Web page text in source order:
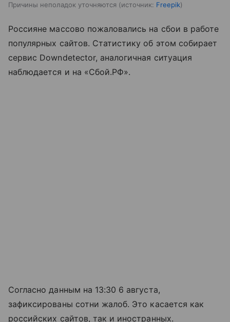
Причины неполадок уточняются источник: Freepik
Россияне массово пожаловались на сбои в работе
популярных сайтов. Статистику об этом собирает
сервис Downdetector, аналогичная ситуация
наблюдается и на «Сбой.РФ».
Согласно данным на 13:30 6 августа,
зафиксированы сотни жалоб. Это касается как
российских сайтов, так и иностранных.